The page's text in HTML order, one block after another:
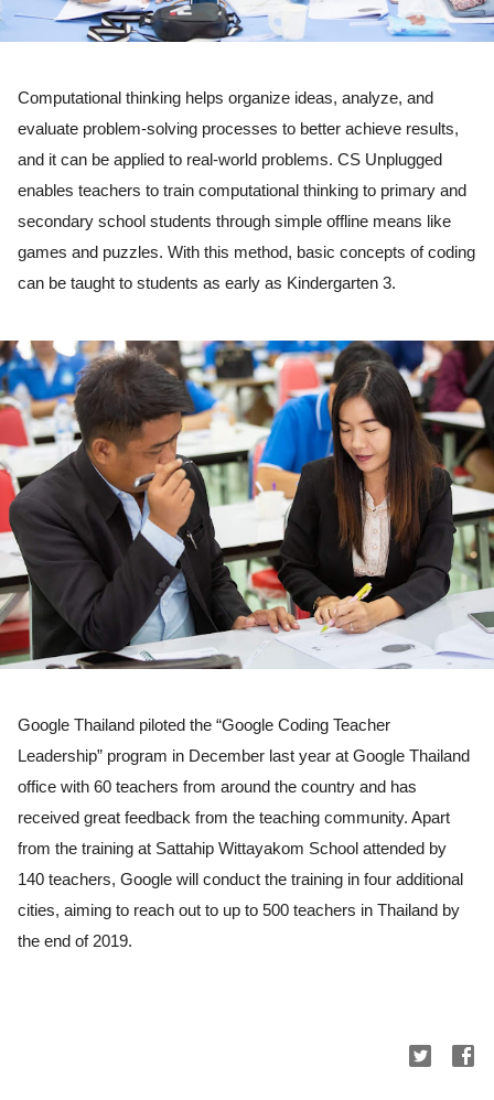
Computational thinking helps organize ideas, analyze, and
evaluate problem-solving processes to better achieve results,
and it can be applied to real-world problems. CS Unplugged
enables teachers to train computational thinking to primary and
secondary school students through simple offline means like
games and puzzles. With this method, basic concepts of coding
can be taught to students as early as Kindergarten 3.
Google Thailand piloted the “Google Coding Teacher
Leadership” program in December last year at Google Thailand
office with 60 teachers from around the country and has
received great feedback from the teaching community. Apart
from the training at Sattahip Wittayakom School attended by
140 teachers, Google will conduct the training in four additional
cities, aiming to reach out to up to 500 teachers in Thailand by
the end of 2019.